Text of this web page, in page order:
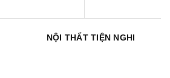
NỘI THẤT TIỆN NGHI